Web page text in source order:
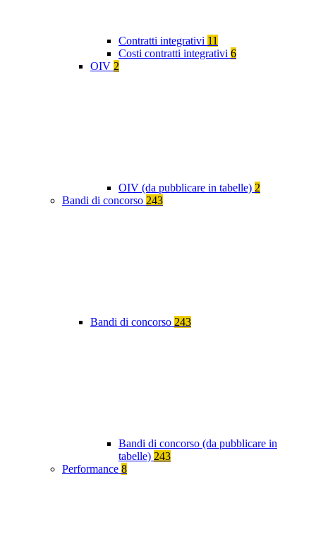
Contratti integrativi 11
Costi contratti integrativi 6
OIV 2
OIV (da pubblicare in tabelle) 2
Bandi di concorso 243
Bandi di concorso 243
Bandi di concorso (da pubblicare in
tabelle) 243
Performance 8